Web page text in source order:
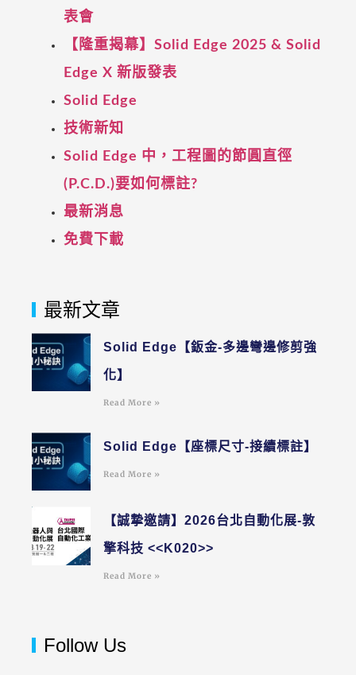
表會
【隆重揭幕】Solid Edge 2025 & Solid
Edge X 新版發表
Solid Edge
技術新知
Solid Edge 中，工程圖的節圓直徑
(P.C.D.)要如何標註?
最新消息
免費下載
最新文章
Solid Edge【鈑金-多邊彎邊修剪強
化】
Read More »
Solid Edge【座標尺寸-接續標註】
Read More »
【誠摯邀請】2026台北自動化展-敦
擎科技 <<K020>>
Read More »
Follow Us